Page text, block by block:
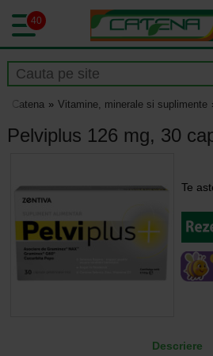
40
Catena Vitamine, minerale si suplimente
Pelviplus 126 mg, 30
Te
Descriere